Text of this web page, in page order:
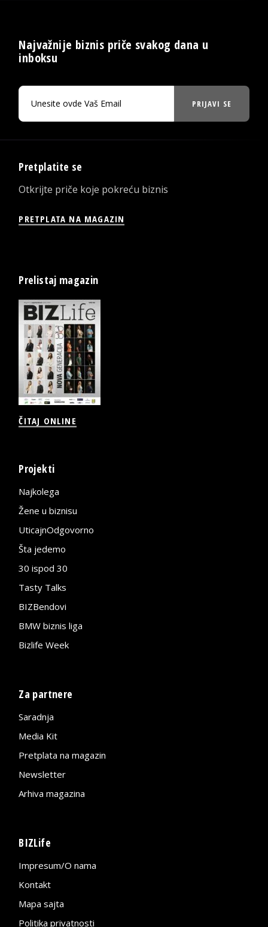
Najvažnije biznis priče svakog dana u
inboksu
PRIJAVI SE
Pretplatite se
Otkrijte priče koje pokreću biznis
PRETPLATA NA MAGAZIN
Prelistaj magazin
ČITAJ ONLINE
Projekti
Najkolega
Žene u biznisu
UticajnOdgovorno
Šta jedemo
30 ispod 30
Tasty Talks
BIZBendovi
BMW biznis liga
Bizlife Week
Za partnere
Saradnja
Media Kit
Pretplata na magazin
Newsletter
Arhiva magazina
BIZLife
Impresum/O nama
Kontakt
Mapa sajta
Politika privatnosti